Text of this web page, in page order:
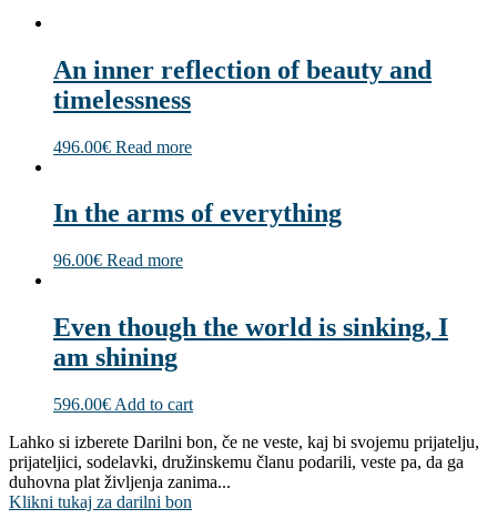
An inner reflection of beauty and
timelessness
496.00€ Read more
In the arms of everything
96.00€ Read more
Even though the world is sinking, I
am shining
596.00€ Add to cart
Lahko si izberete Darilni bon, če ne veste, kaj bi svojemu prijatelju,
prijateljici, sodelavki, družinskemu članu podarili, veste pa, da ga
duhovna plat življenja zanima...
Klikni tukaj za darilni bon